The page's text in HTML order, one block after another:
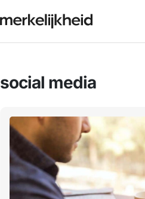
social media